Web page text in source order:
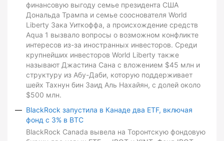
финансовую выгоду семье президента США
Дональда Трампа и семье сооснователя World
Liberty Зака Уиткоффа, а происхождение средств
Aqua 1 вызвало вопросы о возможном конфликте
интересов из-за иностранных инвесторов. Среди
крупнейших инвесторов World Liberty также
называют Джастина Сана с вложением $45 млн и
структуру из Абу-Даби, которую поддерживает
шейх Тахнун бин Заид Аль Нахайян, с долей около
$500 млн.
BlackRock запустила в Канаде два ETF, включая
фонд с 3% в BTC
BlackRock Canada вывела на Торонтскую фондовую